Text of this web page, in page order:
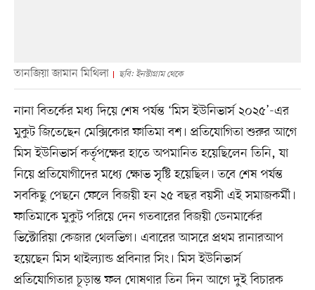
তানজিয়া জামান মিথিলা ছবি: ইনস্টাগ্রাম থেকে
নানা বিতর্কের মধ্য দিয়ে শেষ পর্যন্ত ‘মিস ইউনিভার্স ২০২৫’-এর
মুকুট জিতেছেন মেক্সিকোর ফাতিমা বশ। প্রতিযোগিতা শুরুর আগে
মিস ইউনিভার্স কর্তৃপক্ষের হাতে অপমানিত হয়েছিলেন তিনি, যা
নিয়ে প্রতিযোগীদের মধ্যে ক্ষোভ সৃষ্টি হয়েছিল। তবে শেষ পর্যন্ত
সবকিছু পেছনে ফেলে বিজয়ী হন ২৫ বছর বয়সী এই সমাজকর্মী।
ফাতিমাকে মুকুট পরিয়ে দেন গতবারের বিজয়ী ডেনমার্কের
ভিক্টোরিয়া কেজার থেলভিগ। এবারের আসরে প্রথম রানারআপ
হয়েছেন মিস থাইল্যান্ড প্রবিনার সিং। মিস ইউনিভার্স
প্রতিযোগিতার চূড়ান্ত ফল ঘোষণার তিন দিন আগে দুই বিচারক